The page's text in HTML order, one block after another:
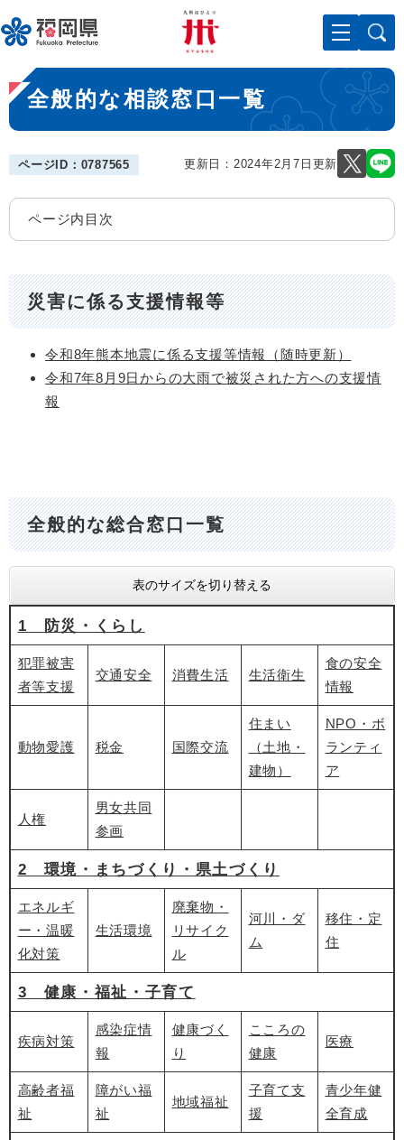
ー
ジ
先
頭
で
メニューを飛ばして本文へ
本
文
全般的な相談窓口一覧
ページID：0787565 更新日：2024年2月7日更新
ページ内目次
災害に係る支援情報等
令和8年熊本地震に係る支援等情報（随時更新）
令和7年8月9日からの大雨で被災された方への支援情
報
全般的な総合窓口一覧
表のサイズを切り替える
1 防災・くらし
犯罪被害
者等支援
交通安全 消費生活 生活衛生
食の安全
情報
動物愛護 税金 国際交流
住まい
（土地・
建物）
NPO・ボ
ランティ
ア
人権
男女共同
参画
2 環境・まちづくり・県土づくり
エネルギ
ー・温暖
化対策
生活環境
廃棄物・
リサイク
ル
河川・ダ
ム
移住・定
住
3 健康・福祉・子育て
疾病対策
感染症情
報
健康づく
り
こころの
健康
医療
高齢者福
祉
障がい福
祉
地域福祉
子育て支
援
青少年健
全育成